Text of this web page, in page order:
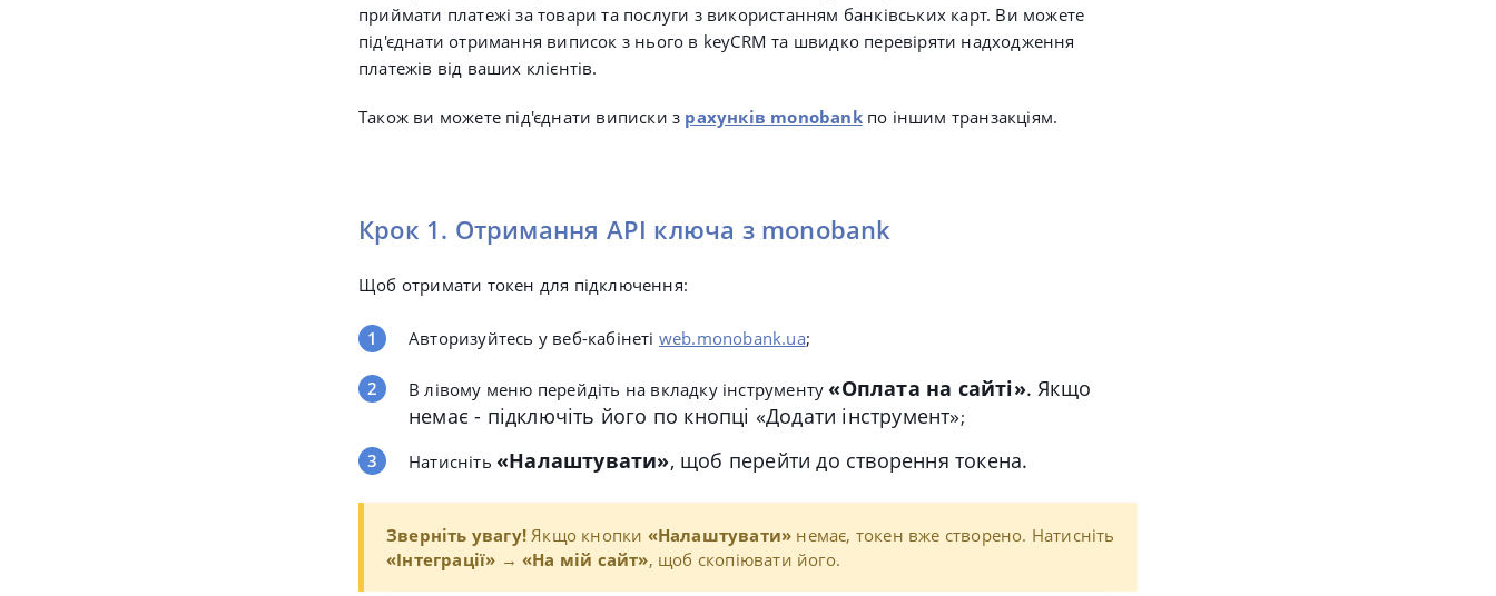
приймати платежі за товари та послуги з використанням банківських карт. Ви можете
під'єднати отримання виписок з нього в keyCRM та швидко перевіряти надходження
платежів від ваших клієнтів.
Також ви можете під'єднати виписки з рахунків monobankпо іншим транзакціям.
Крок 1. Отримання API ключа з monobank
Щоб отримати токен для підключення:
Авторизуйтесь у веб-кабінеті web.monobank.ua;
В лівому меню перейдіть на вкладку інструменту «Оплата на сайті». Якщо
немає - підключіть його по кнопці «Додати інструмент»;
Натисніть «Налаштувати», щоб перейти до створення токена.
Зверніть увагу!Якщо кнопки «Налаштувати» немає, токен вже створено. Натисніть
«Інтеграції» →«На мій сайт», щоб скопіювати його.